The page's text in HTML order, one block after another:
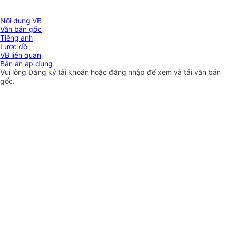
Nội dung VB
Văn bản gốc
Tiếng anh
Lược đồ
VB liên quan
Bản án áp dụng
Vui lòngĐăng ký tài khoản hoặc đăng nhập để xem và tải văn bản
gốc.